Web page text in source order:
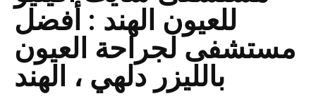
للعيون الهند : أفضل
مستشفى لجراحة العيون
بالليزر دلهي ، الهند